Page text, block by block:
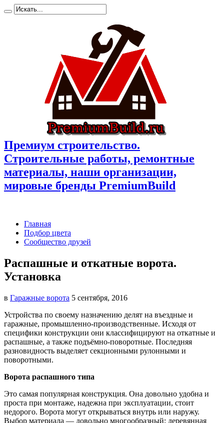
Премиум cтроительство.
Cтроительные работы, ремонтные
материалы, наши организации,
мировые бренды PremiumBuild
Главная
Подбор цвета
Сообщество друзей
Распашные и откатные ворота.
Установка
в Гаражные ворота 5 сентября, 2016
Устройства по своему назначению делят на въездные и
гаражные, промышленно-производственные. Исходя от
специфики конструкции они классифицируют на откатные и
распашные, а также подъёмно-поворотные. Последняя
разновидность выделяет секционными рулонными и
поворотными.
Ворота распашного типа
Это самая популярная конструкция. Она довольно удобна и
проста при монтаже, надежна при эксплуатации, стоит
недорого. Ворота могут открываться внутрь или наружу.
Выбор материала — довольно многообразный: деревянная